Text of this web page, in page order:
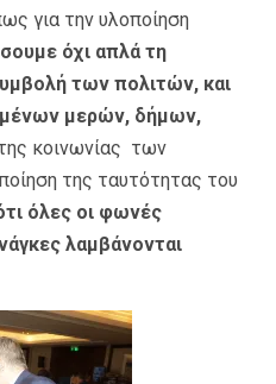
για την υλοποίηση
όχι απλά τη
των πολιτών, και
μερών, δήμων,
κοινωνίας των
της ταυτότητας του
όλες οι φωνές
λαμβάνονται